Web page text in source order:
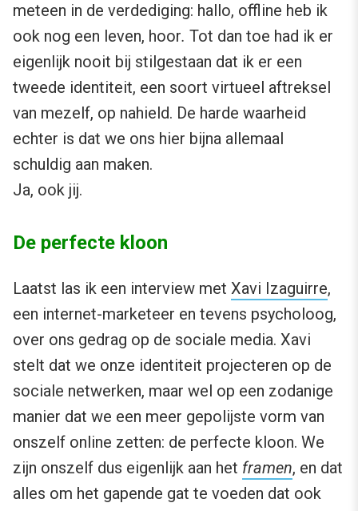
meteen in de verdediging: hallo, offline heb ik
ook nog een leven, hoor. Tot dan toe had ik er
eigenlijk nooit bij stilgestaan dat ik er een
tweede identiteit, een soort virtueel aftreksel
van mezelf, op nahield. De harde waarheid
echter is dat we ons hier bijna allemaal
schuldig aan maken.
Ja, ook jij.
De perfecte kloon
Laatst las ik een interview met Xavi Izaguirre,
een internet-marketeer en tevens psycholoog,
over ons gedrag op de sociale media. Xavi
stelt dat we onze identiteit projecteren op de
sociale netwerken, maar wel op een zodanige
manier dat we een meer gepolijste vorm van
onszelf online zetten: de perfecte kloon. We
zijn onszelf dus eigenlijk aan het framen, en dat
alles om het gapende gat te voeden dat ook